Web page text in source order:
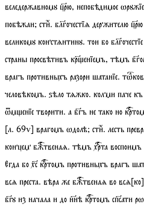
веледержавномꙋ црю, непобѣдимое
побѣжаи;стиⷯ. блгочестїѧ держителю
великомꙋ констѧнтинꙋ. тои бо
страны просвѣтивъ кренїемъ, тѣмъ
врагъ противныхъ разори шатанїе.
человѣкомъ. ѕѣло тѧжко. колми паче
ѿменїе творити. а бгъ не тако но
[л.69v] врагомъ ѡдолѣ;стиⷯ. лесть
концем бжтвенаѧ. тѣмъ хрта
Егда бо хс кртомъ противныхъ врагъ
всѧ преста. вѣра же бжтвенаѧ во
бгꙋ из начала и до ннѣ кртомъ спсати